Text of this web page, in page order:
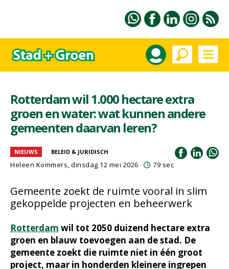
Rotterdam wil 1.000 hectare extra
groen en water: wat kunnen andere
gemeenten daarvan leren?
NIEUWS BELEID & JURIDISCH
Heleen Kommers, dinsdag 12 mei 2026 79 sec
Gemeente zoekt de ruimte vooral in slim
gekoppelde projecten en beheerwerk
Rotterdam wil tot 2050 duizend hectare extra
groen en blauw toevoegen aan de stad. De
gemeente zoekt die ruimte niet in één groot
project, maar in honderden kleinere ingrepen